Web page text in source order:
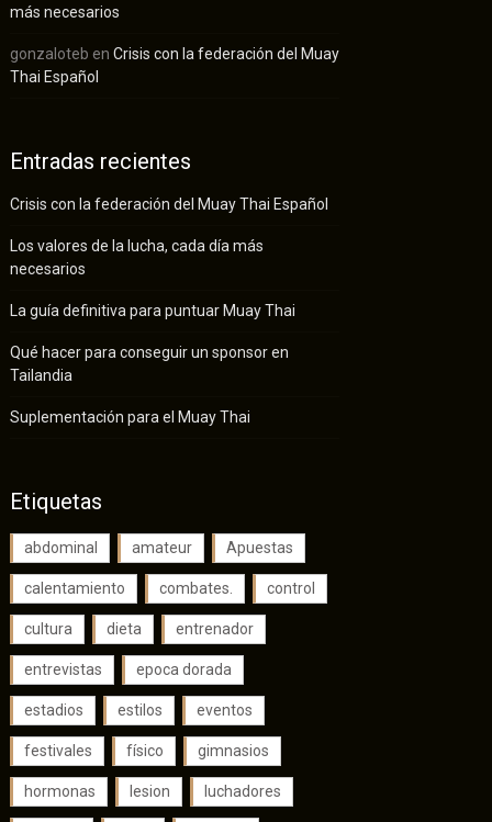
más necesarios
gonzaloteb en Crisis con la federación del Muay
Thai Español
Entradas recientes
Crisis con la federación del Muay Thai Español
Los valores de la lucha, cada día más
necesarios
La guía definitiva para puntuar Muay Thai
Qué hacer para conseguir un sponsor en
Tailandia
Suplementación para el Muay Thai
Etiquetas
abdominal amateur Apuestas
calentamiento combates. control
cultura dieta entrenador
entrevistas epoca dorada
estadios estilos eventos
festivales físico gimnasios
hormonas lesion luchadores